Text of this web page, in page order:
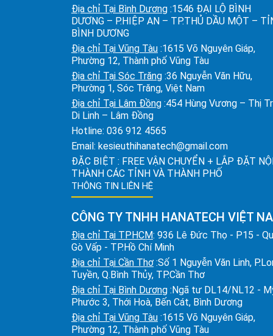
Địa chỉ Tại Bình Dương :1546 ĐẠI LỘ BÌNH
DƯƠNG – P.HIỆP AN – TP.THỦ DẦU MỘT –
BÌNH DƯƠNG
Địa chỉ Tại Vũng Tàu :1615 Võ Nguyên Giáp,
Phường 12, Thành phố Vũng Tàu
Địa chỉ Tại Sóc Trăng :36 Nguyễn Văn Hữu,
Phường 1, Sóc Trăng, Việt Nam
Địa chỉ Tại Lâm Đồng :454 Hùng Vương – Thị
Di Linh – Lâm Đồng
Hotline: 036 912 4565
Email: kesieuthihanatech@gmail.com
ĐẶC BIỆT : FREE VẬN CHUYỂN + LẮP ĐẶT
THÀNH CÁC TỈNH VÀ THÀNH PHỐ
THÔNG TIN LIÊN HỆ
CÔNG TY TNHH HANATECH VIỆT
Địa chỉ Tại TPHCM: 936 Lê Đức Thọ - P15 -
Gò Vấp - TP.Hồ Chí Minh
Địa chỉ Tại Cần Thơ :Số 1 Nguyễn Văn Linh,
Tuyền, Q.Bình Thủy, TP.Cần Thơ
Địa chỉ Tại Bình Dương :Ngã tư DL14/NL12 -
Phước 3, Thới Hoà, Bến Cát, Bình Dương
Địa chỉ Tại Vũng Tàu :1615 Võ Nguyên Giáp,
Phường 12, Thành phố Vũng Tàu